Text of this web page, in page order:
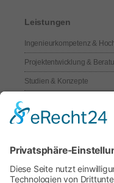
Leistungen
Ingenieurkompetenz &
Projektentwicklung &
Studien & Konzepte
Technischer Service
F&E